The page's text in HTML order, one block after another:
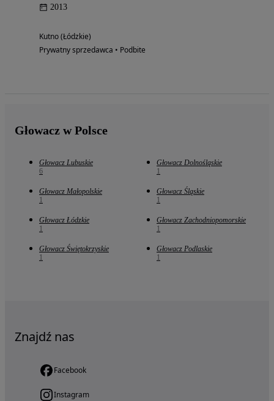
2013
Kutno (Łódzkie)
Prywatny sprzedawca • Podbite
Głowacz w Polsce
Głowacz Lubuskie
6
Głowacz Dolnośląskie
1
Głowacz Małopolskie
1
Głowacz Śląskie
1
Głowacz Łódzkie
1
Głowacz Zachodniopomorskie
1
Głowacz Świętokrzyskie
1
Głowacz Podlaskie
1
Znajdź nas
Facebook
Instagram